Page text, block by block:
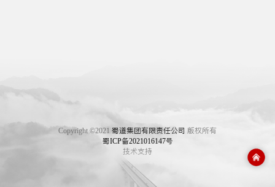
Copyright ©2021 蜀道集团有限责任公司 版权所有
蜀ICP备2021016147号
技术支持